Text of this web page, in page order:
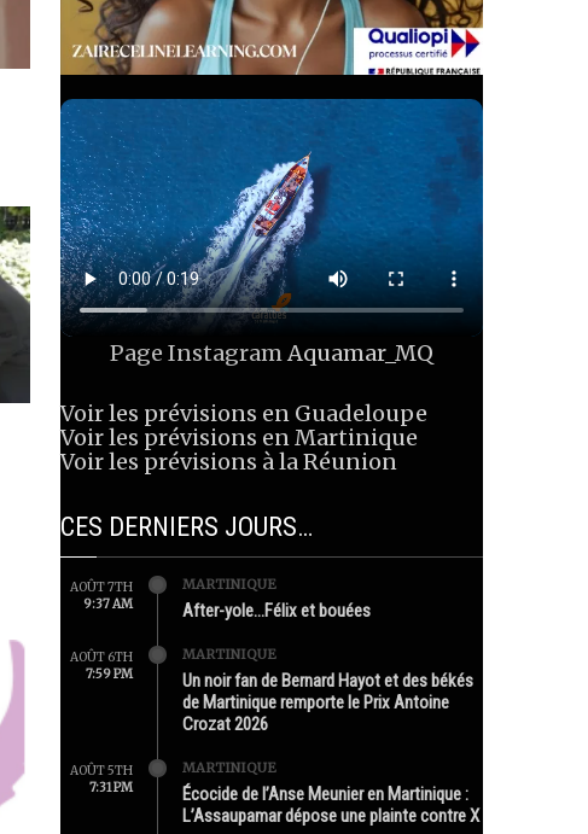
Page InstagramAquamar_MQ
Voir les prévisions en Guadeloupe
Voir les prévisions en Martinique
Voir les prévisions à la Réunion
CES DERNIERS JOURS…
AOÛT 7TH
9:37 AM
MARTINIQUE
After-yole…Félix et bouées
AOÛT 6TH
7:59 PM
MARTINIQUE
Un noir fan de Bernard Hayot et des békés
de Martinique remporte le Prix Antoine
Crozat 2026
AOÛT 5TH
7:31 PM
MARTINIQUE
Écocide de l’Anse Meunier en Martinique :
L’Assaupamar dépose une plainte contre X